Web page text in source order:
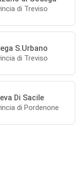
di Treviso
S.Urbano
di Treviso
Di Sacile
di Pordenone